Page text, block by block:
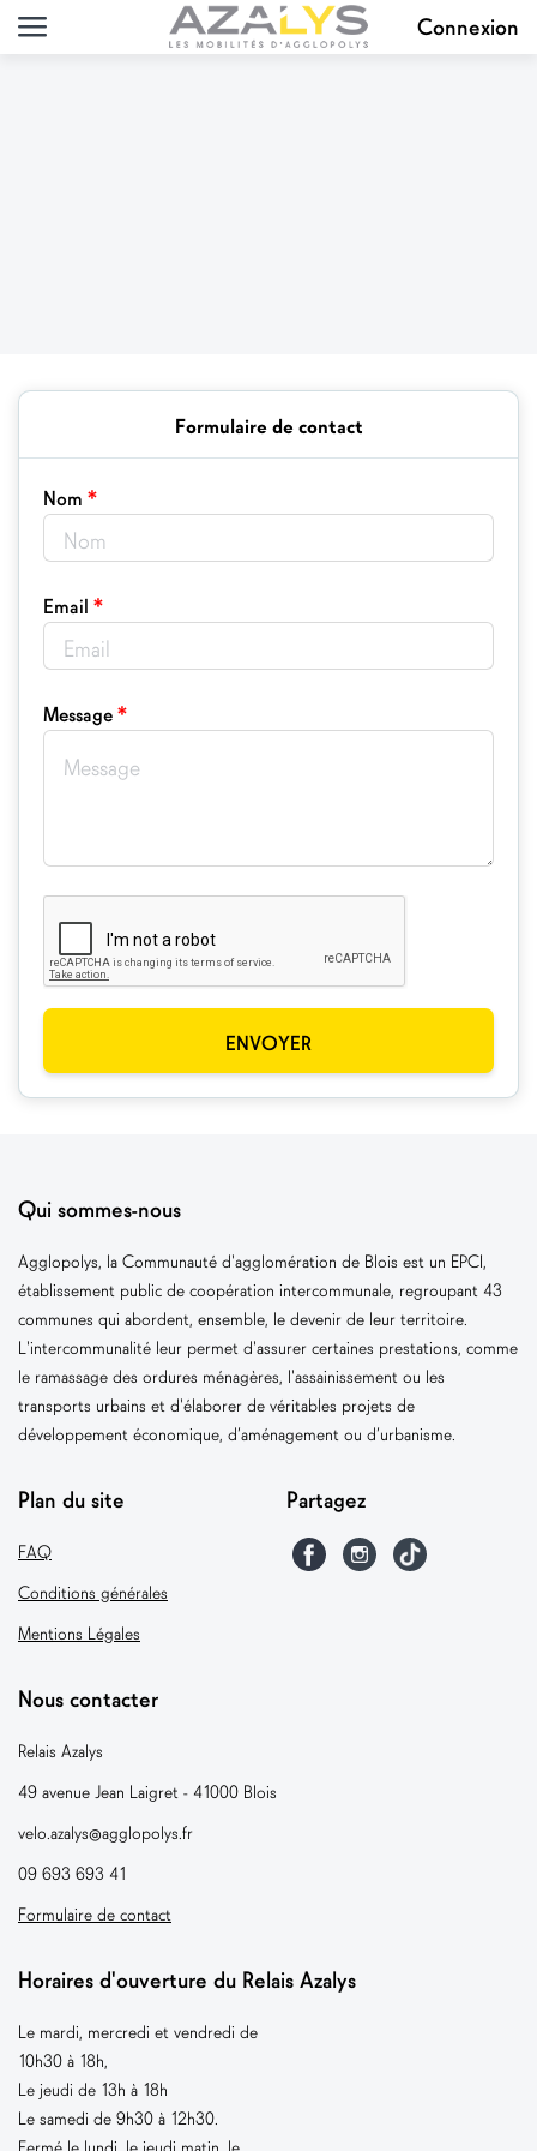
Connexion
Formulaire de contact
Nom *
Email *
Message*
ENVOYER
Qui sommes-nous
Agglopolys, la Communauté d'agglomération de Blois est un EPCI,
établissement public de coopération intercommunale, regroupant 43
communes qui abordent, ensemble, le devenir de leur territoire.
L'intercommunalité leur permet d'assurer certaines prestations, comme
le ramassage des ordures ménagères, l'assainissement ou les
transports urbains et d'élaborer de véritables projets de
développement économique, d’aménagement ou d’urbanisme.
Plan du site
FAQ
Conditions générales
Mentions Légales
Partagez
Nous contacter
Relais Azalys
49 avenue Jean Laigret - 41000 Blois
velo.azalys@agglopolys.fr
09 693 693 41
Formulaire de contact
Horaires d'ouverture du Relais Azalys
Le mardi, mercredi et vendredi de
10h30 à 18h,
Le jeudi de 13h à 18h
Le samedi de 9h30 à 12h30.
Fermé le lundi, le jeudi matin, le